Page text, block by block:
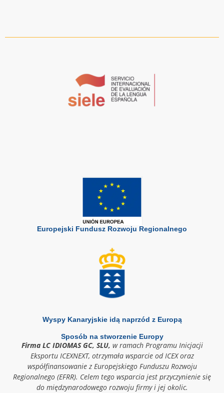
Europejski Fundusz Rozwoju Regionalnego
Wyspy Kanaryjskie idą naprzód z Europą
Sposób na stworzenie Europy
Firma LC IDIOMAS GC, SLU, w ramach Programu Inicjacji
Eksportu ICEXNEXT, otrzymała wsparcie od ICEX oraz
współfinansowanie z Europejskiego Funduszu Rozwoju
Regionalnego (EFRR). Celem tego wsparcia jest przyczynienie się
do międzynarodowego rozwoju firmy i jej okolic.